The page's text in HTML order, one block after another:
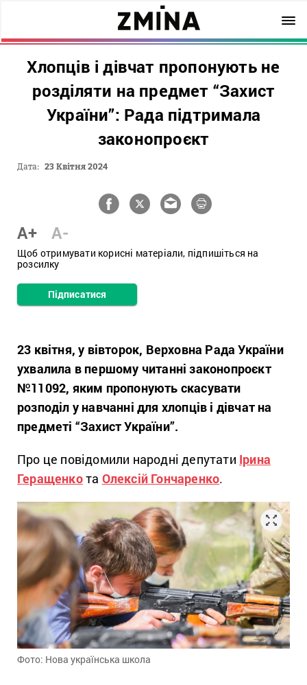
Хлопців і дівчат пропонують не
розділяти на предмет “Захист
України”: Рада підтримала
законопроєкт
Дата: 23 Квітня 2024
A+ A-
Щоб отримувати корисні матеріали, підпишіться на
розсилку
Підписатися
23 квітня, у вівторок, Верховна Рада України
ухвалила в першому читанні законопроєкт
№11092, яким пропонують скасувати
розподіл у навчанні для хлопців і дівчат на
предметі “Захист України”.
Про це повідомили народні депутати Ірина
Геращенкота Олексій Гончаренко.
Фото: Нова українська школа